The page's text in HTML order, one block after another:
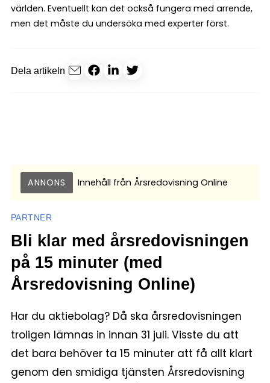
världen. Eventuellt kan det också fungera med arrende,
men det måste du undersöka med experter först.
Dela artikeln
ANNONS Innehåll från Årsredovisning Online
PARTNER
Bli klar med årsredovisningen
på 15 minuter (med
Årsredovisning Online)
Har du aktiebolag? Då ska årsredovisningen
troligen lämnas in innan 31 juli. Visste du att
det bara behöver ta 15 minuter att få allt klart
genom den smidiga tjänsten Årsredovisning